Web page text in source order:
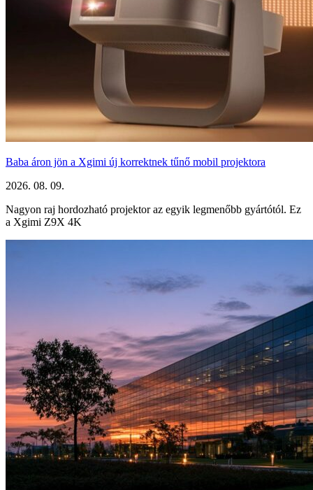
Baba áron jön a Xgimi új korrektnek tűnő mobil projektora
2026. 08. 09.
Nagyon raj hordozható projektor az egyik legmenőbb gyártótól. Ez
a Xgimi Z9X 4K